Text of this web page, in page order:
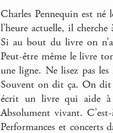
Charles Pennequin est
l’heure actuelle, il
Si au bout du livre on
Peut-être même le livre
une ligne. Ne lisez pas
Souvent on dit ça. On dit
écrit un livre qui aide à
Absolument vivant.
Performances et concerts